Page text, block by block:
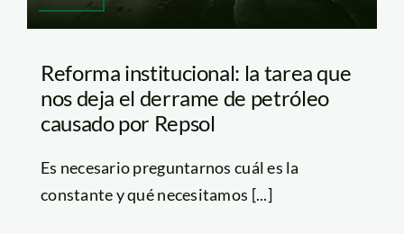
Reforma institucional: la tarea que
nos deja el derrame de petróleo
causado por Repsol
Es necesario preguntarnos cuál es la
constante y qué necesitamos [...]